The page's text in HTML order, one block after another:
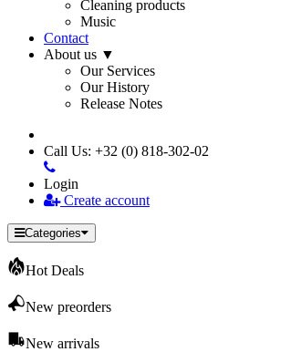
Cleaning products
Music
Contact
About us ▼
Our Services
Our History
Release Notes
Call Us: +32 (0) 818-302-02
Login
Create account
Categories
Hot Deals
New preorders
New arrivals